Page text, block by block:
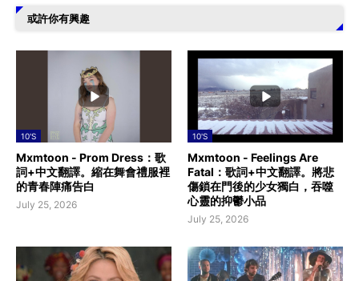
或許你有興趣
10'S
Mxmtoon - Prom Dress：歌
詞+中文翻譯。縮在舞會禮服裡
的青春陣痛告白
July 25, 2026
10'S
Mxmtoon - Feelings Are
Fatal：歌詞+中文翻譯。將悲
傷鎖在門後的少女獨白，吞噬
心靈的抑鬱小品
July 25, 2026